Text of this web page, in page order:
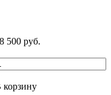
500 руб.
корзину